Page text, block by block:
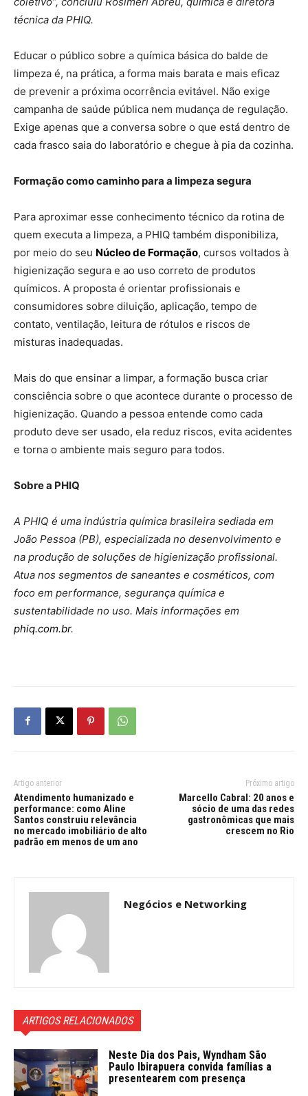
técnica da PHIQ.
Educar o público sobre a química básica do balde de
limpeza é, na prática, a forma mais barata e mais eficaz
de prevenir a próxima ocorrência evitável. Não exige
campanha de saúde pública nem mudança de regulação.
Exige apenas que a conversa sobre o que está dentro de
cada frasco saia do laboratório e chegue à pia da cozinha.
Formação como caminho para a limpeza segura
Para aproximar esse conhecimento técnico da rotina de
quem executa a limpeza, a PHIQ também disponibiliza,
por meio do seu Núcleo de Formação, cursos voltados à
higienização segura e ao uso correto de produtos
químicos. A proposta é orientar profissionais e
consumidores sobre diluição, aplicação, tempo de
contato, ventilação, leitura de rótulos e riscos de
misturas inadequadas.
Mais do que ensinar a limpar, a formação busca criar
consciência sobre o que acontece durante o processo de
higienização. Quando a pessoa entende como cada
produto deve ser usado, ela reduz riscos, evita acidentes
e torna o ambiente mais seguro para todos.
Sobre a PHIQ
A PHIQ é uma indústria química brasileira sediada em
João Pessoa (PB), especializada no desenvolvimento e
na produção de soluções de higienização profissional.
Atua nos segmentos de saneantes e cosméticos, com
foco em performance, segurança química e
sustentabilidade no uso. Mais informações em
phiq.com.br.
Artigo anterior
Atendimento humanizado e
performance: como Aline
Santos construiu relevância
no mercado imobiliário de alto
padrão em menos de um ano
Próximo artigo
Marcello Cabral: 20 anos e
sócio de uma das redes
gastronômicas que mais
crescem no Rio
Negócios e Networking
ARTIGOS RELACIONADOS
Neste Dia dos Pais, Wyndham São
Paulo Ibirapuera convida famílias a
presentearem com presença